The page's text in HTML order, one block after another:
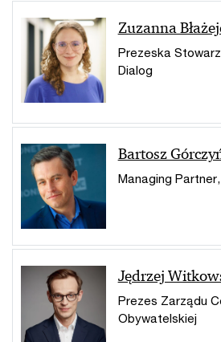
Zuzanna
Prezeska
Dialog
Bartosz
Managing
Jędrzej
Prezes Zarządu
Obywatelskiej